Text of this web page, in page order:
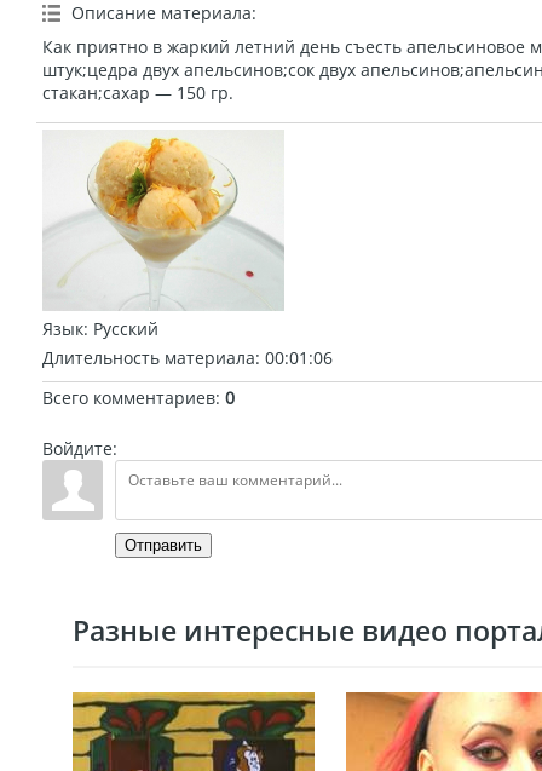
Описание материала:
Как приятно в жаркий летний день съесть апельсиновое
штук;цедра двух апельсинов;сок двух
стакан;сахар — 150 гр.
Язык: Русский
Длительность материала: 00:01:06
Всего комментариев: 0
Войдите:
Отправить
Разные интересные видео